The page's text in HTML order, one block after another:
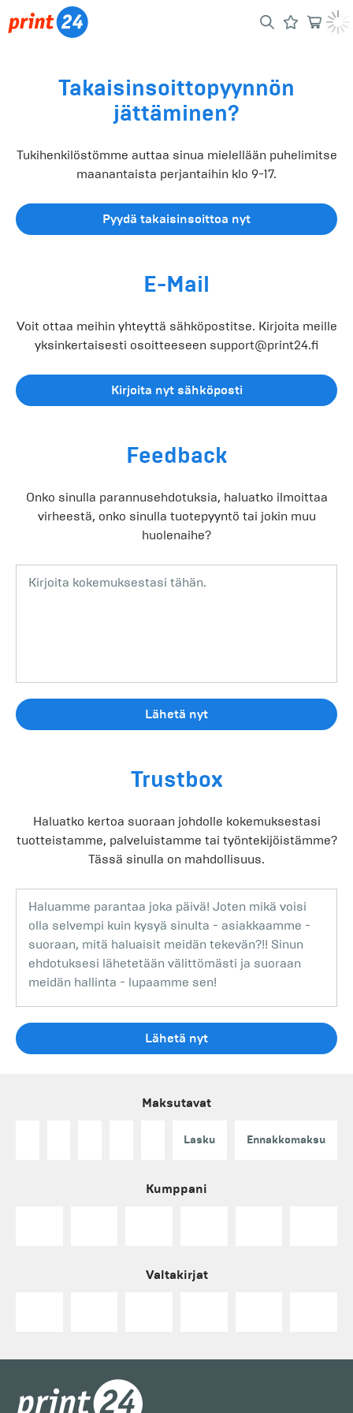
Takaisinsoittopyynnön
jättäminen?
Tukihenkilöstömme auttaa sinua mielellään puhelimitse
maanantaista perjantaihin klo 9-17.
Pyydä takaisinsoittoa nyt
E-Mail
Voit ottaa meihin yhteyttä sähköpostitse. Kirjoita meille
yksinkertaisesti osoitteeseen support@print24.fi
Kirjoita nyt sähköposti
Feedback
Onko sinulla parannusehdotuksia, haluatko ilmoittaa
virheestä, onko sinulla tuotepyyntö tai jokin muu
huolenaihe?
Lähetä nyt
Trustbox
Haluatko kertoa suoraan johdolle kokemuksestasi
tuotteistamme, palveluistamme tai työntekijöistämme?
Tässä sinulla on mahdollisuus.
Lähetä nyt
Maksutavat
Lasku Ennakkomaksu
Kumppani
Valtakirjat